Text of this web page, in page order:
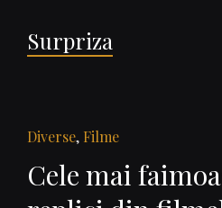
Surpriza
Diverse, Filme
Cele mai